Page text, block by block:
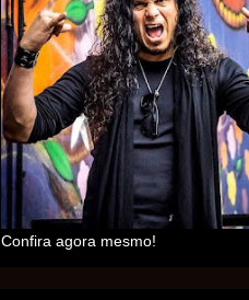
Confira agora mesmo!